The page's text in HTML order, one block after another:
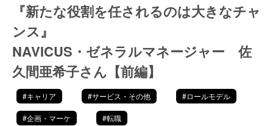
『新たな役割を任されるのは大きなチャ
ンス』
NAVICUS・ゼネラルマネージャー 佐
久間亜希子さん【前編】
#キャリア #サービス・その他 #ロールモデル
#企画・マーケ #転職